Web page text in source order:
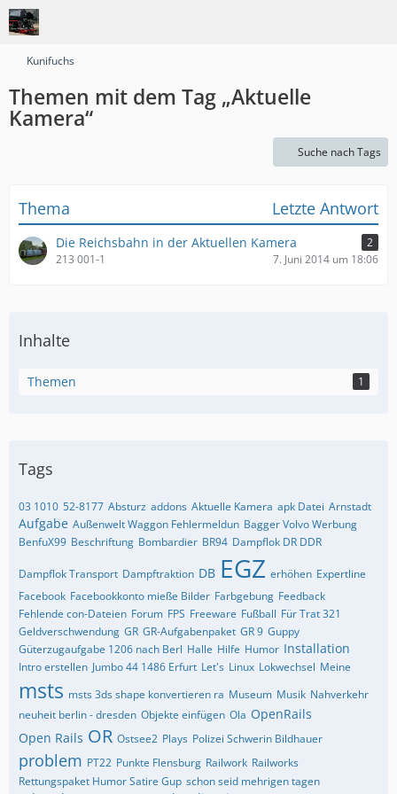
Kunifuchs
Themen mit dem Tag „Aktuelle
Kamera“
Suche nach Tags
Thema Letzte Antwort
Die Reichsbahn in der Aktuellen Kamera
2
213 001-1
7. Juni 2014 um 18:06
Inhalte
Themen 1
Tags
03 1010 52-8177 Absturz addons Aktuelle Kamera apk Datei Arnstadt
Aufgabe Außenwelt Waggon Fehlermeldun Bagger Volvo Werbung
BenfuX99 Beschriftung Bombardier BR94 Dampflok DR DDR
Dampflok Transport Dampftraktion DB EGZ erhöhen Expertline
Facebook Facebookkonto mieße Bilder Farbgebung Feedback
Fehlende con-Dateien Forum FPS Freeware Fußball Für Trat 321
Geldverschwendung GR GR-Aufgabenpaket GR 9 Guppy
Güterzugaufgabe 1206 nach Berl Halle Hilfe Humor Installation
Intro erstellen Jumbo 44 1486 Erfurt Let's Linux Lokwechsel Meine
msts msts 3ds shape konvertieren ra Museum Musik Nahverkehr
neuheit berlin - dresden Objekte einfügen Ola OpenRails
Open Rails OR Ostsee2 Plays Polizei Schwerin Bildhauer
problem PT22 Punkte Flensburg Railwork Railworks
Rettungspaket Humor Satire Gup schon seid mehrigen tagen